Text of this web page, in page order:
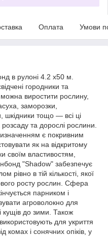
Оплата Умови
в рулоні 4.2 х50 м.
городники та
виростити рослину,
заморозки,
шкідники тощо — всі ці
та дорослі рослини.
є покривним
як на відкритому
своїм властивостям,
"Shadow" забезпечує
рівно в тій кількості, якої
росту рослин. Сфера
парником і
агроволокно для
кущів до зими. Також
для укриття
комах і сонячних опіків, у